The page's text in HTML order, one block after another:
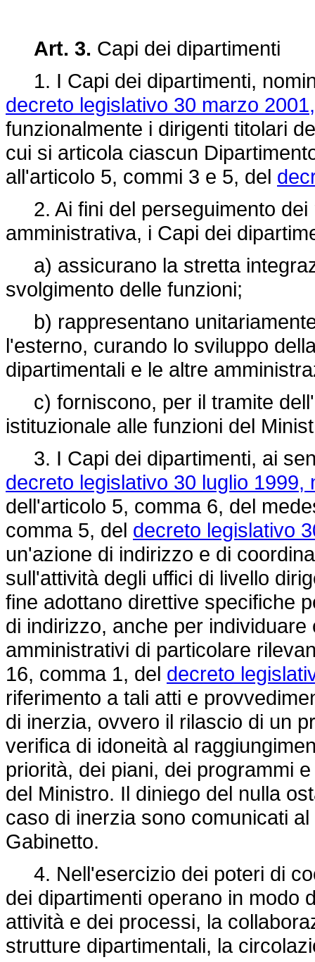
Art. 3. Capi dei dipartimenti
1. I Capi dei dipartimenti,
decreto legislativo 30 marzo
funzionalmente i dirigenti titolari
cui si articola ciascun
all'articolo 5, commi 3 e 5, del
2. Ai fini del perseguimento dei
amministrativa, i Capi dei
a) assicurano la stretta
svolgimento delle funzioni;
b) rappresentano
l'esterno, curando lo sviluppo
dipartimentali e le altre
c) forniscono, per il tramite
istituzionale alle funzioni del
3. I Capi dei dipartimenti, ai
decreto legislativo 30 luglio 1999,
dell'articolo 5, comma 6, del
comma 5, del decreto legislativo
un'azione di indirizzo e di
sull'attività degli uffici di livello
fine adottano direttive specifiche
di indirizzo, anche per
amministrativi di particolare
16, comma 1, del decreto
riferimento a tali atti e
di inerzia, ovvero il rilascio di un
verifica di idoneità al
priorità, dei piani, dei programmi
del Ministro. Il diniego del nulla
caso di inerzia sono comunicati
Gabinetto.
4. Nell'esercizio dei poteri di
dei dipartimenti operano in modo
attività e dei processi, la
strutture dipartimentali, la